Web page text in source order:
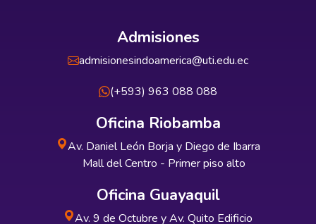
Admisiones
admisionesindoamerica@uti.edu.ec
(+593) 963 088 088
Oficina Riobamba
Av. Daniel León Borja y Diego de Ibarra
Mall del Centro - Primer piso alto
Oficina Guayaquil
Av. 9 de Octubre y Av. Quito Edificio